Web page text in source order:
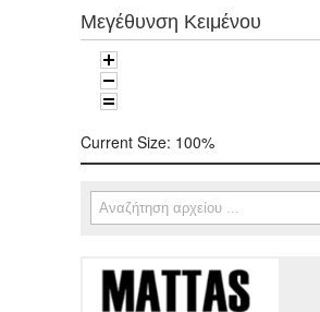
Μεγέθυνση Κειμένου
Current Size: 100%
Φόρμα αναζήτησης
Αναζήτηση